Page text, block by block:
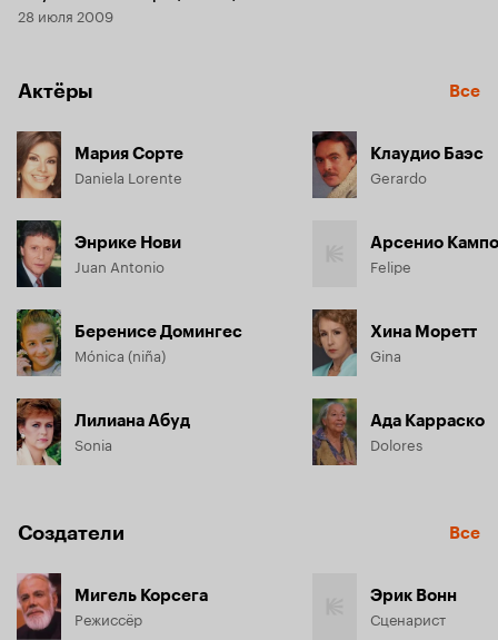
28 июля 2009
Актёры Все
Мария Сорте
Daniela Lorente
Энрике Нови
Juan Antonio
Беренисе Домингес
Mónica (niña)
Лилиана Абуд
Sonia
Клаудио Баэс
Gerardo
Арсенио
Felipe
Хина Моретт
Gina
Ада Карраско
Dolores
Создатели Все
Мигель Корсега
Режиссёр
Эрик Вонн
Сценарист